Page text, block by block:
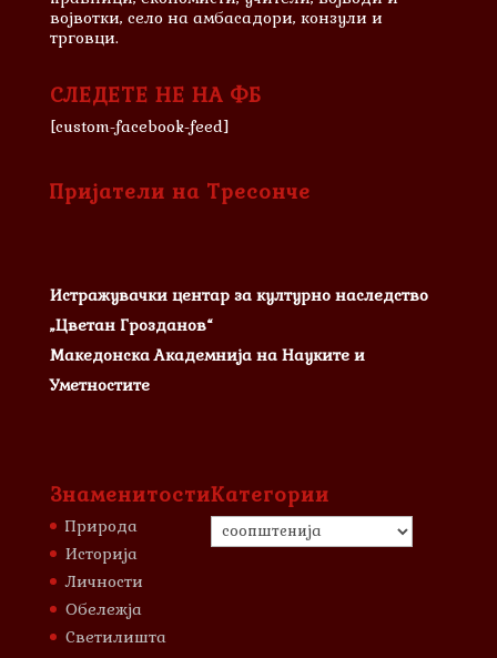
војвотки, село на амбасадори, конзули и
трговци.
СЛЕДЕТЕ НЕ НА ФБ
[custom-facebook-feed]
Пријатели на Тресонче
Истражувачки центар за културно наследство
„Цветан Грозданов“
Македонска Академнија на Науките и
Уметностите
Знаменитости
Природа
Историја
Личности
Обележја
Светилишта
Категории
Категории